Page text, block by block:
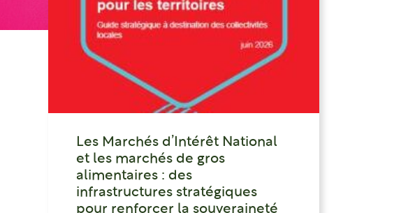
Les Marchés d’Intérêt National
et les marchés de gros
alimentaires : des
infrastructures stratégiques
pour renforcer la souveraineté